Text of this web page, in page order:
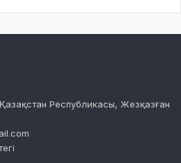
Республикасы, Жезқазған